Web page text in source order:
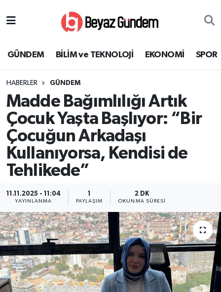
GÜNDEM BİLİM ve TEKNOLOJİ EKONOMİ SPOR
HABERLER GÜNDEM
Madde Bağımlılığı Artık
Çocuk Yaşta Başlıyor: “Bir
Çocuğun Arkadaşı
Kullanıyorsa, Kendisi de
Tehlikede”
11.11.2025 - 11:04
YAYINLANMA PAYLAŞIM
2 DK
OKUNMA SÜRESI
EKONOMİ
SPOR
SAĞLIK
EĞİTİM
KÜLTÜR SANAT
MAGAZİN
YEREL
Süper Lig Puan Durumu ve Fikstür
Tüm Manşetler
Son Dakika Haberleri
Haber Arşivi